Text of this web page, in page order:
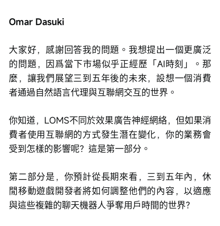
Omar Dasuki
大家好，感謝回答我的問題。我想提出一個更廣泛
的問題，因爲當下市場似乎正經歷「AI時刻」。那
麼，讓我們展望三到五年後的未來，設想一個消費
者通過自然語言代理與互聯網交互的世界。
你知道，LOMS不同於效果廣告神經網絡，但如果消
費者使用互聯網的方式發生潛在變化，你的業務會
受到怎樣的影響呢？這是第一部分。
第二部分是，你預計從長期來看，三到五年內，休
閒移動遊戲開發者將如何調整他們的內容，以適應
與這些複雜的聊天機器人爭奪用戶時間的世界？